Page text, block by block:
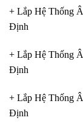
+ Lắp Hệ Thống
Định
+ Lắp Hệ Thống
Định
+ Lắp Hệ Thống
Định